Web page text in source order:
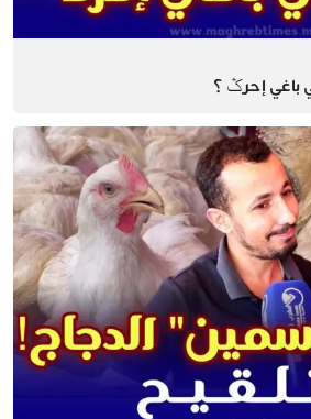
باغي إحرݣ ؟